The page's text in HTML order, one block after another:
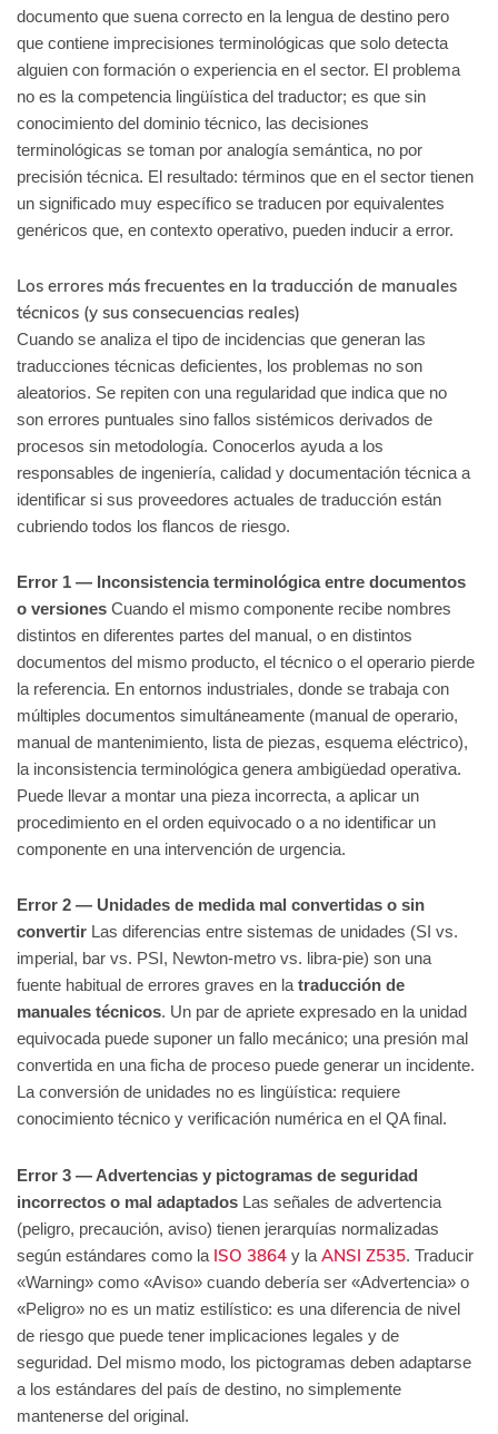
documento que suena correcto en la lengua de destino pero
que contiene imprecisiones terminológicas que solo detecta
alguien con formación o experiencia en el sector. El problema
no es la competencia lingüística del traductor; es que sin
conocimiento del dominio técnico, las decisiones
terminológicas se toman por analogía semántica, no por
precisión técnica. El resultado: términos que en el sector tienen
un significado muy específico se traducen por equivalentes
genéricos que, en contexto operativo, pueden inducir a error.
Los errores más frecuentes en la traducción de manuales
técnicos (y sus consecuencias reales)
Cuando se analiza el tipo de incidencias que generan las
traducciones técnicas deficientes, los problemas no son
aleatorios. Se repiten con una regularidad que indica que no
son errores puntuales sino fallos sistémicos derivados de
procesos sin metodología. Conocerlos ayuda a los
responsables de ingeniería, calidad y documentación técnica a
identificar si sus proveedores actuales de traducción están
cubriendo todos los flancos de riesgo.
Error 1 — Inconsistencia terminológica entre documentos
o versiones Cuando el mismo componente recibe nombres
distintos en diferentes partes del manual, o en distintos
documentos del mismo producto, el técnico o el operario pierde
la referencia. En entornos industriales, donde se trabaja con
múltiples documentos simultáneamente (manual de operario,
manual de mantenimiento, lista de piezas, esquema eléctrico),
la inconsistencia terminológica genera ambigüedad operativa.
Puede llevar a montar una pieza incorrecta, a aplicar un
procedimiento en el orden equivocado o a no identificar un
componente en una intervención de urgencia.
Error 2 — Unidades de medida mal convertidas o sin
convertir Las diferencias entre sistemas de unidades (SI vs.
imperial, bar vs. PSI, Newton-metro vs. libra-pie) son una
fuente habitual de errores graves en la traducción de
manuales técnicos. Un par de apriete expresado en la unidad
equivocada puede suponer un fallo mecánico; una presión mal
convertida en una ficha de proceso puede generar un incidente.
La conversión de unidades no es lingüística: requiere
conocimiento técnico y verificación numérica en el QA final.
Error 3 — Advertencias y pictogramas de seguridad
incorrectos o mal adaptados Las señales de advertencia
(peligro, precaución, aviso) tienen jerarquías normalizadas
según estándares como la ISO 3864 y la ANSI Z535. Traducir
«Warning» como «Aviso» cuando debería ser «Advertencia» o
«Peligro» no es un matiz estilístico: es una diferencia de nivel
de riesgo que puede tener implicaciones legales y de
seguridad. Del mismo modo, los pictogramas deben adaptarse
a los estándares del país de destino, no simplemente
mantenerse del original.